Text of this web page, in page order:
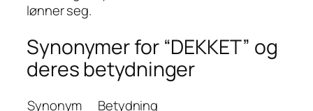
lønner seg.
Synonymer for “DEKKET” og
deres betydninger
Synonym Betydning